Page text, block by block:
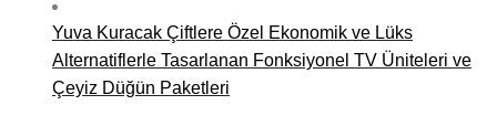
Yuva Kuracak Çiftlere Özel Ekonomik ve Lüks
Alternatiflerle Tasarlanan Fonksiyonel TV Üniteleri ve
Çeyiz Düğün Paketleri